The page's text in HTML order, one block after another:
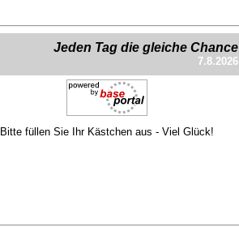
Jeden Tag die gleiche Chance
7.8.2026
Bitte füllen Sie Ihr Kästchen aus - Viel Glück!